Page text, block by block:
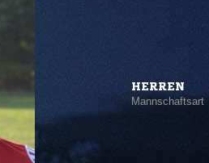
HERREN
Mannschaftsart